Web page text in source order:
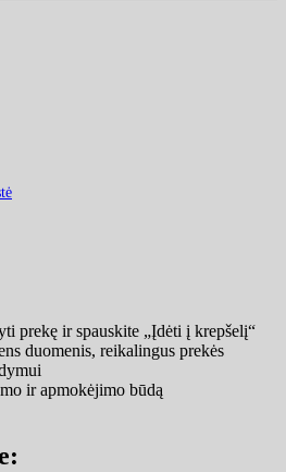
prekę ir spauskite „Įdėti į krepšelį“
duomenis, reikalingus prekės
ir apmokėjimo būdą